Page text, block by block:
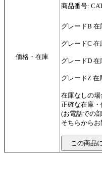
価格・在庫
商品番号:
グレードB 在
グレードC 在
グレードD 在
グレードZ 在
在庫なしの
正確な在庫・
(お電話での
そちらから